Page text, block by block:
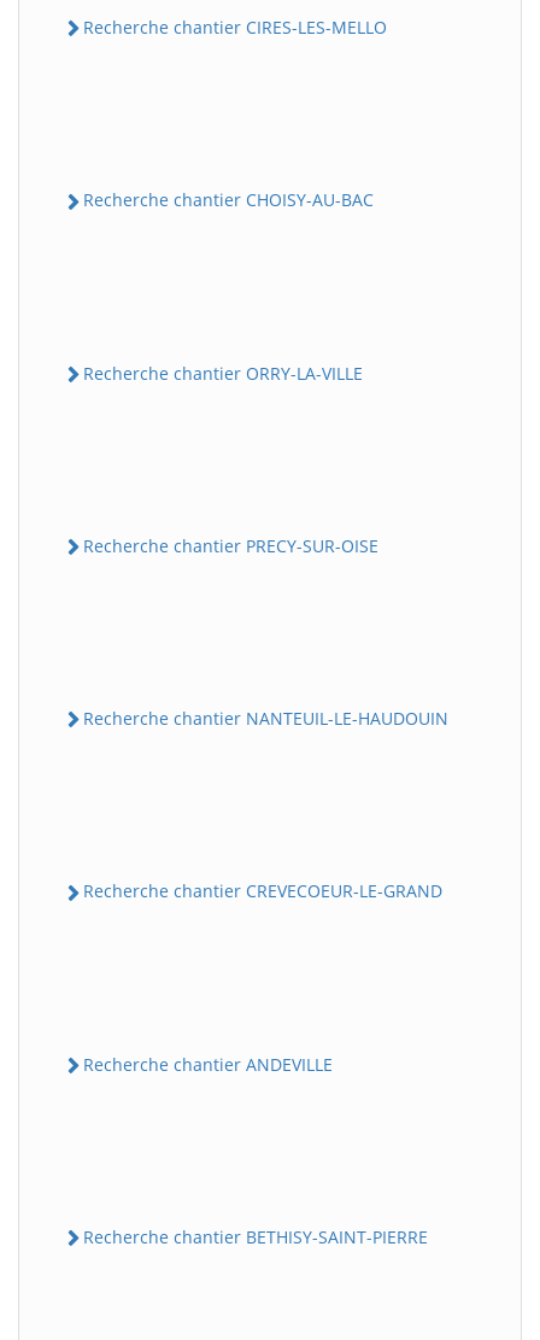
Recherche chantier CIRES-LES-MELLO
Recherche chantier CHOISY-AU-BAC
Recherche chantier ORRY-LA-VILLE
Recherche chantier PRECY-SUR-OISE
Recherche chantier NANTEUIL-LE-HAUDOUIN
Recherche chantier CREVECOEUR-LE-GRAND
Recherche chantier ANDEVILLE
Recherche chantier BETHISY-SAINT-PIERRE